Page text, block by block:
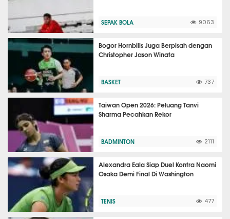
SEPAK BOLA 9063
Bogor Hornbills Juga Berpisah dengan
Christopher Jason Winata
BASKET 737
Taiwan Open 2026: Peluang Tanvi
Sharma Pecahkan Rekor
BADMINTON 2111
Alexandra Eala Siap Duel Kontra Naomi
Osaka Demi Final Di Washington
TENIS 477